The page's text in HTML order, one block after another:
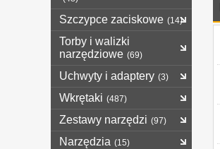
Szczypce zaciskowe (14)
Torby i walizki
narzędziowe (69)
Uchwyty i adaptery (3)
Wkrętaki (487)
Zestawy narzędzi (97)
Narzędzia (15)